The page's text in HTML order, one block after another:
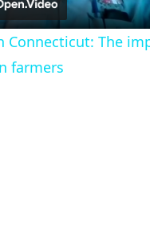
Video
Connecticut: The
farmers